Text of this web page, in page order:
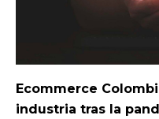
Ecommerce
industria tras la